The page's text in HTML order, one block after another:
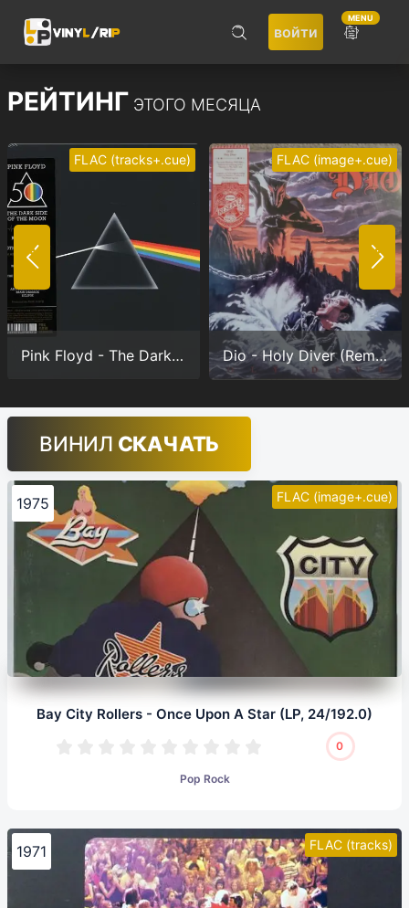
войти
Не запоминать меня
ВОЙТИ
Регистрация
MENU
ПОИСК
РЕЙТИНГ ЭТОГО МЕСЯЦА
FLAC (tracks+.cue)
Pink Floyd - The Dark Side Of The Moon (Anniversary version) (24/192.0)
FLAC (image+.cue)
Dio - Holy Diver (Remastered) (24/96.0)
ВИНИЛ СКАЧАТЬ
FLAC (image+.cue)
1975
Bay City Rollers - Once Upon A Star (LP, 24/192.0)
0
Pop Rock
FLAC (tracks)
1971